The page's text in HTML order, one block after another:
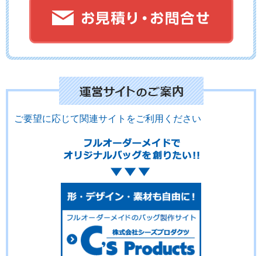
ご要望に応じて関連サイトをご利用ください